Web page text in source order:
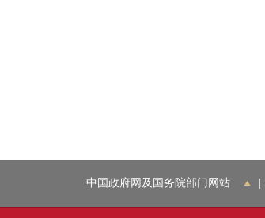
中国政府网及国务院部门网站